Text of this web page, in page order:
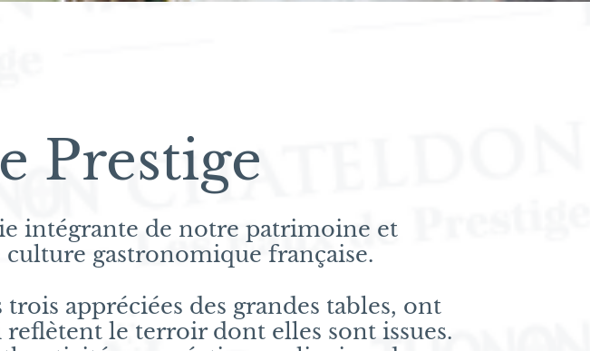
Prestige
intégrante de notre patrimoine et
gastronomique française.
appréciées des grandes tables, ont
le terroir dont elles sont issues.